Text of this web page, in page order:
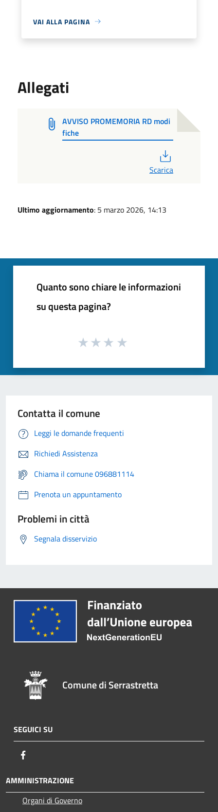
VAI ALLA PAGINA
Allegati
AVVISO PROMEMORIA RD modi
fiche
Scarica
Ultimo aggiornamento: 5 marzo 2026, 14:13
Quanto sono chiare le informazioni
su questa pagina?
Contatta il comune
Leggi le domande frequenti
Richiedi Assistenza
Chiama il comune 096881114
Prenota un appuntamento
Problemi in città
Segnala disservizio
Comune di Serrastretta
SEGUICI SU
AMMINISTRAZIONE
Organi di Governo